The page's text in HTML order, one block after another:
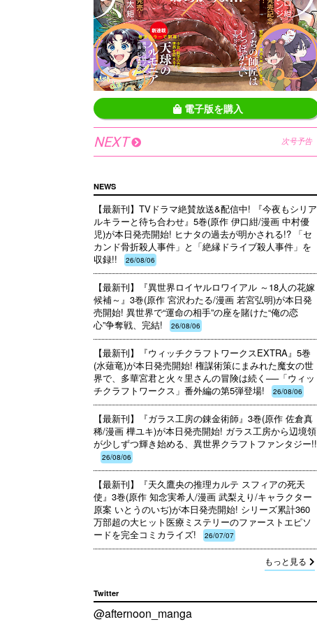
電子版を購入
NEXT 次号予告
NEWS
【最新刊】TVドラマ絶賛放送&配信中! 『今夜もシリア
ルキラーと待ち合わせ』5巻(原作 伊口紺/漫画 中村優
児)が本日発売開始! ヒナタの過去が明かされる!? 「セ
カンド骨折殺人事件」と「絶縁ドライブ殺人事件」を
収録!!
26/08/06
【最新刊】『異世界ロイヤルロワイアル ～18人の花嫁
候補～』3巻(原作 宮沢わたる/漫画 若宮弘明)が本日発
売開始! 異世界で“運命の相手”の座を賭けた“俺の恋
心”争奪戦、完結!
26/08/06
【最新刊】『ウィッチクラフトワークスEXTRA』5巻
(水薙竜)が本日発売開始! 権謀術策にまみれた魔女の世
界で、多華宮君と火々里さんの冒険は続く──「ウィッ
チクラフトワークス」番外編の第5弾登場!
26/08/06
【最新刊】『ガラス工房の錬金術師』3巻(原作 佐倉真
稀/漫画 樺ユキ)が本日発売開始! ガラス工房から辺境領
が少しずつ輝き始める、異世界クラフトファンタジー!!
26/08/06
【最新刊】『天久鷹央の推理カルテ スフィアの死天
使』3巻(原作 知念実希人/漫画 武梨えり/キャラクター
原案 いとうのいぢ)が本日発売開始! シリーズ累計360
万部超の大ヒット医療ミステリーのファーストエピソ
ードを完全コミカライズ!
26/07/07
もっと見る
Twitter
@afternoon_manga